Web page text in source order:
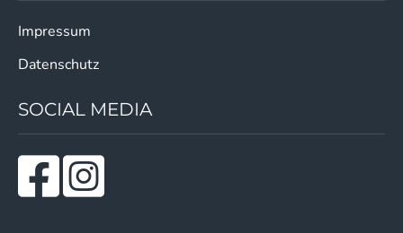
Impressum
Datenschutz
SOCIAL MEDIA